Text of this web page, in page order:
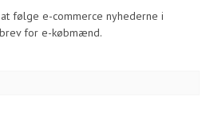
følge e-commerce nyhederne i
for e-købmænd.